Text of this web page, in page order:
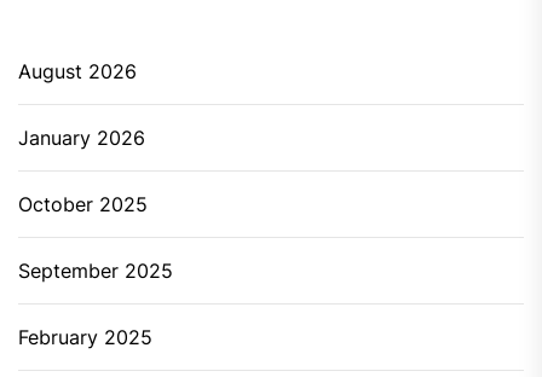
August 2026
January 2026
October 2025
September 2025
February 2025